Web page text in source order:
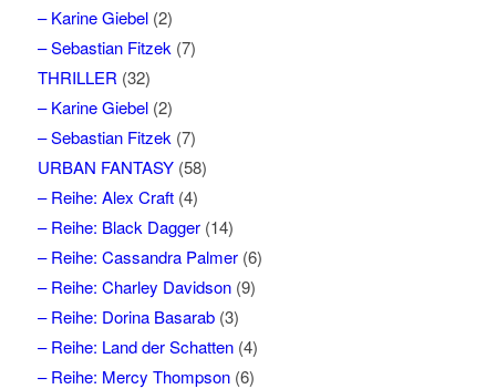
– Karine Giebel(2)
– Sebastian Fitzek (7)
THRILLER (32)
– Karine Giebel(2)
– Sebastian Fitzek (7)
URBAN FANTASY(58)
– Reihe: Alex Craft(4)
– Reihe: Black Dagger(14)
– Reihe: Cassandra Palmer(6)
– Reihe: Charley Davidson(9)
– Reihe: Dorina Basarab(3)
– Reihe: Land der Schatten(4)
– Reihe: Mercy Thompson(6)